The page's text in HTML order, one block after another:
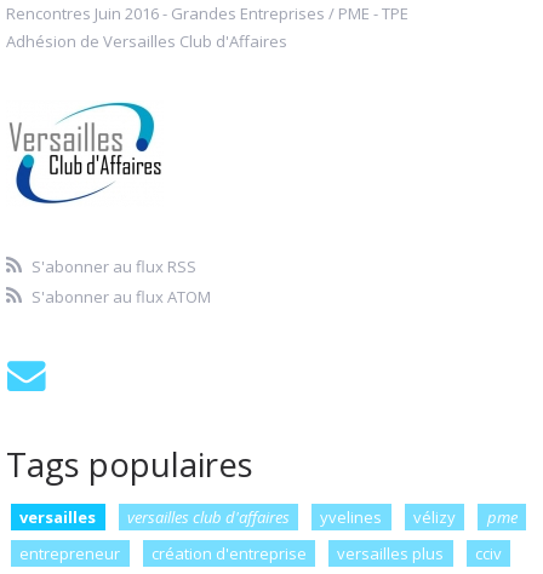
Rencontres Juin 2016 - Grandes Entreprises / PME - TPE
Adhésion de Versailles Club d'Affaires
S'abonner au flux RSS
S'abonner au flux ATOM
Tags populaires
versailles versailles club d'affaires yvelines vélizy
pme
entrepreneur
création d'entreprise versailles plus cciv